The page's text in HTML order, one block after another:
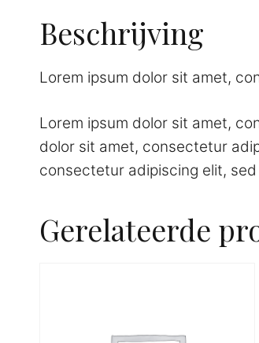
Beschrijving
Lorem ipsum dolor sit amet,
Lorem ipsum dolor sit amet,
dolor sit amet, consectetur
consectetur adipiscing elit,
Gerelateerde